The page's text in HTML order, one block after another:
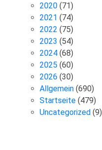
2020 (71)
2021 (74)
2022 (75)
2023 (54)
2024 (68)
2025 (60)
2026 (30)
Allgemein (690)
Startseite (479)
Uncategorized (9)